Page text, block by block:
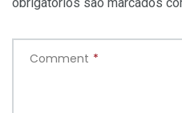
Comment *